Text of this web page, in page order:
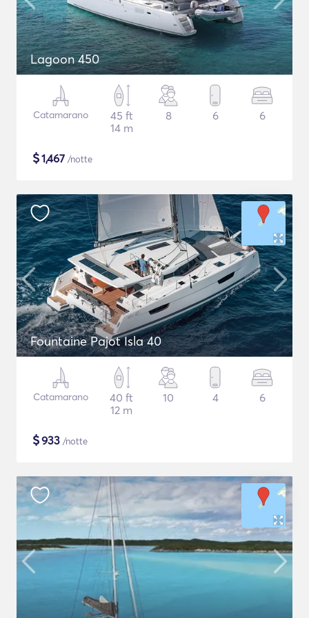
Lagoon 450
Catamarano
45 ft
14 m
8 6 6
$1,467 /notte
Fountaine Pajot Isla 40
Catamarano
40 ft
12 m
10 4 6
$933 /notte